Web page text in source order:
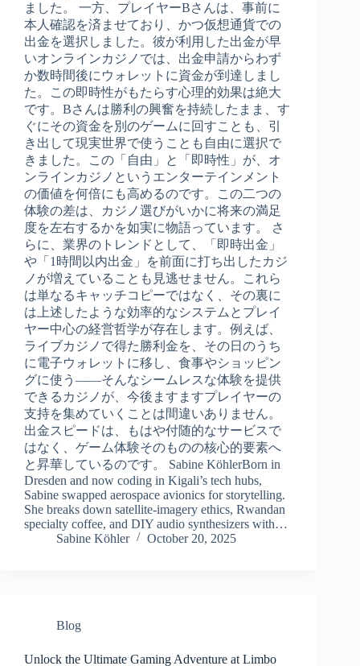
ました。 一方、プレイヤーBさんは、事前に
本人確認を済ませており、かつ仮想通貨での
出金を選択しました。彼が利用した出金が早
いオンラインカジノでは、出金申請からわず
か数時間後にウォレットに資金が到達しまし
た。この即時性がもたらす心理的効果は絶大
です。Bさんは勝利の興奮を持続したまま、す
ぐにその資金を別のゲームに回すことも、引
き出して現実世界で使うことも自由に選択で
きました。この「自由」と「即時性」が、オ
ンラインカジノというエンターテインメント
の価値を何倍にも高めるのです。この二つの
体験の差は、カジノ選びがいかに将来の満足
度を左右するかを如実に物語っています。 さ
らに、業界のトレンドとして、「即時出金」
や「1時間以内出金」を前面に打ち出したカジ
ノが増えていることも見逃せません。これら
は単なるキャッチコピーではなく、その裏に
は上述したような効率的なシステムとプレイ
ヤー中心の経営哲学が存在します。例えば、
ライブカジノで得た勝利金を、その日のうち
に電子ウォレットに移し、食事やショッピン
グに使う――そんなシームレスな体験を提供
できるカジノが、今後ますますプレイヤーの
支持を集めていくことは間違いありません。
出金スピードは、もはや付随的なサービスで
はなく、ゲーム体験そのものの核心的要素へ
と昇華しているのです。 Sabine KöhlerBorn in
Dresden and now coding in Kigali’s tech hubs,
Sabine swapped aerospace avionics for storytelling.
She breaks down satellite-imagery ethics, Rwandan
specialty coffee, and DIY audio synthesizers with…
Sabine Köhler
October 20, 2025
Blog
Unlock the Ultimate Gaming Adventure at Limbo